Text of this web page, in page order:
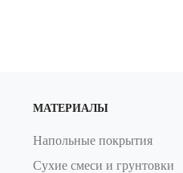
МАТЕРИАЛЫ
Напольные покрытия
Сухие смеси и грунтовки